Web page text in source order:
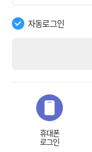
자동로그인
휴대폰
로그인